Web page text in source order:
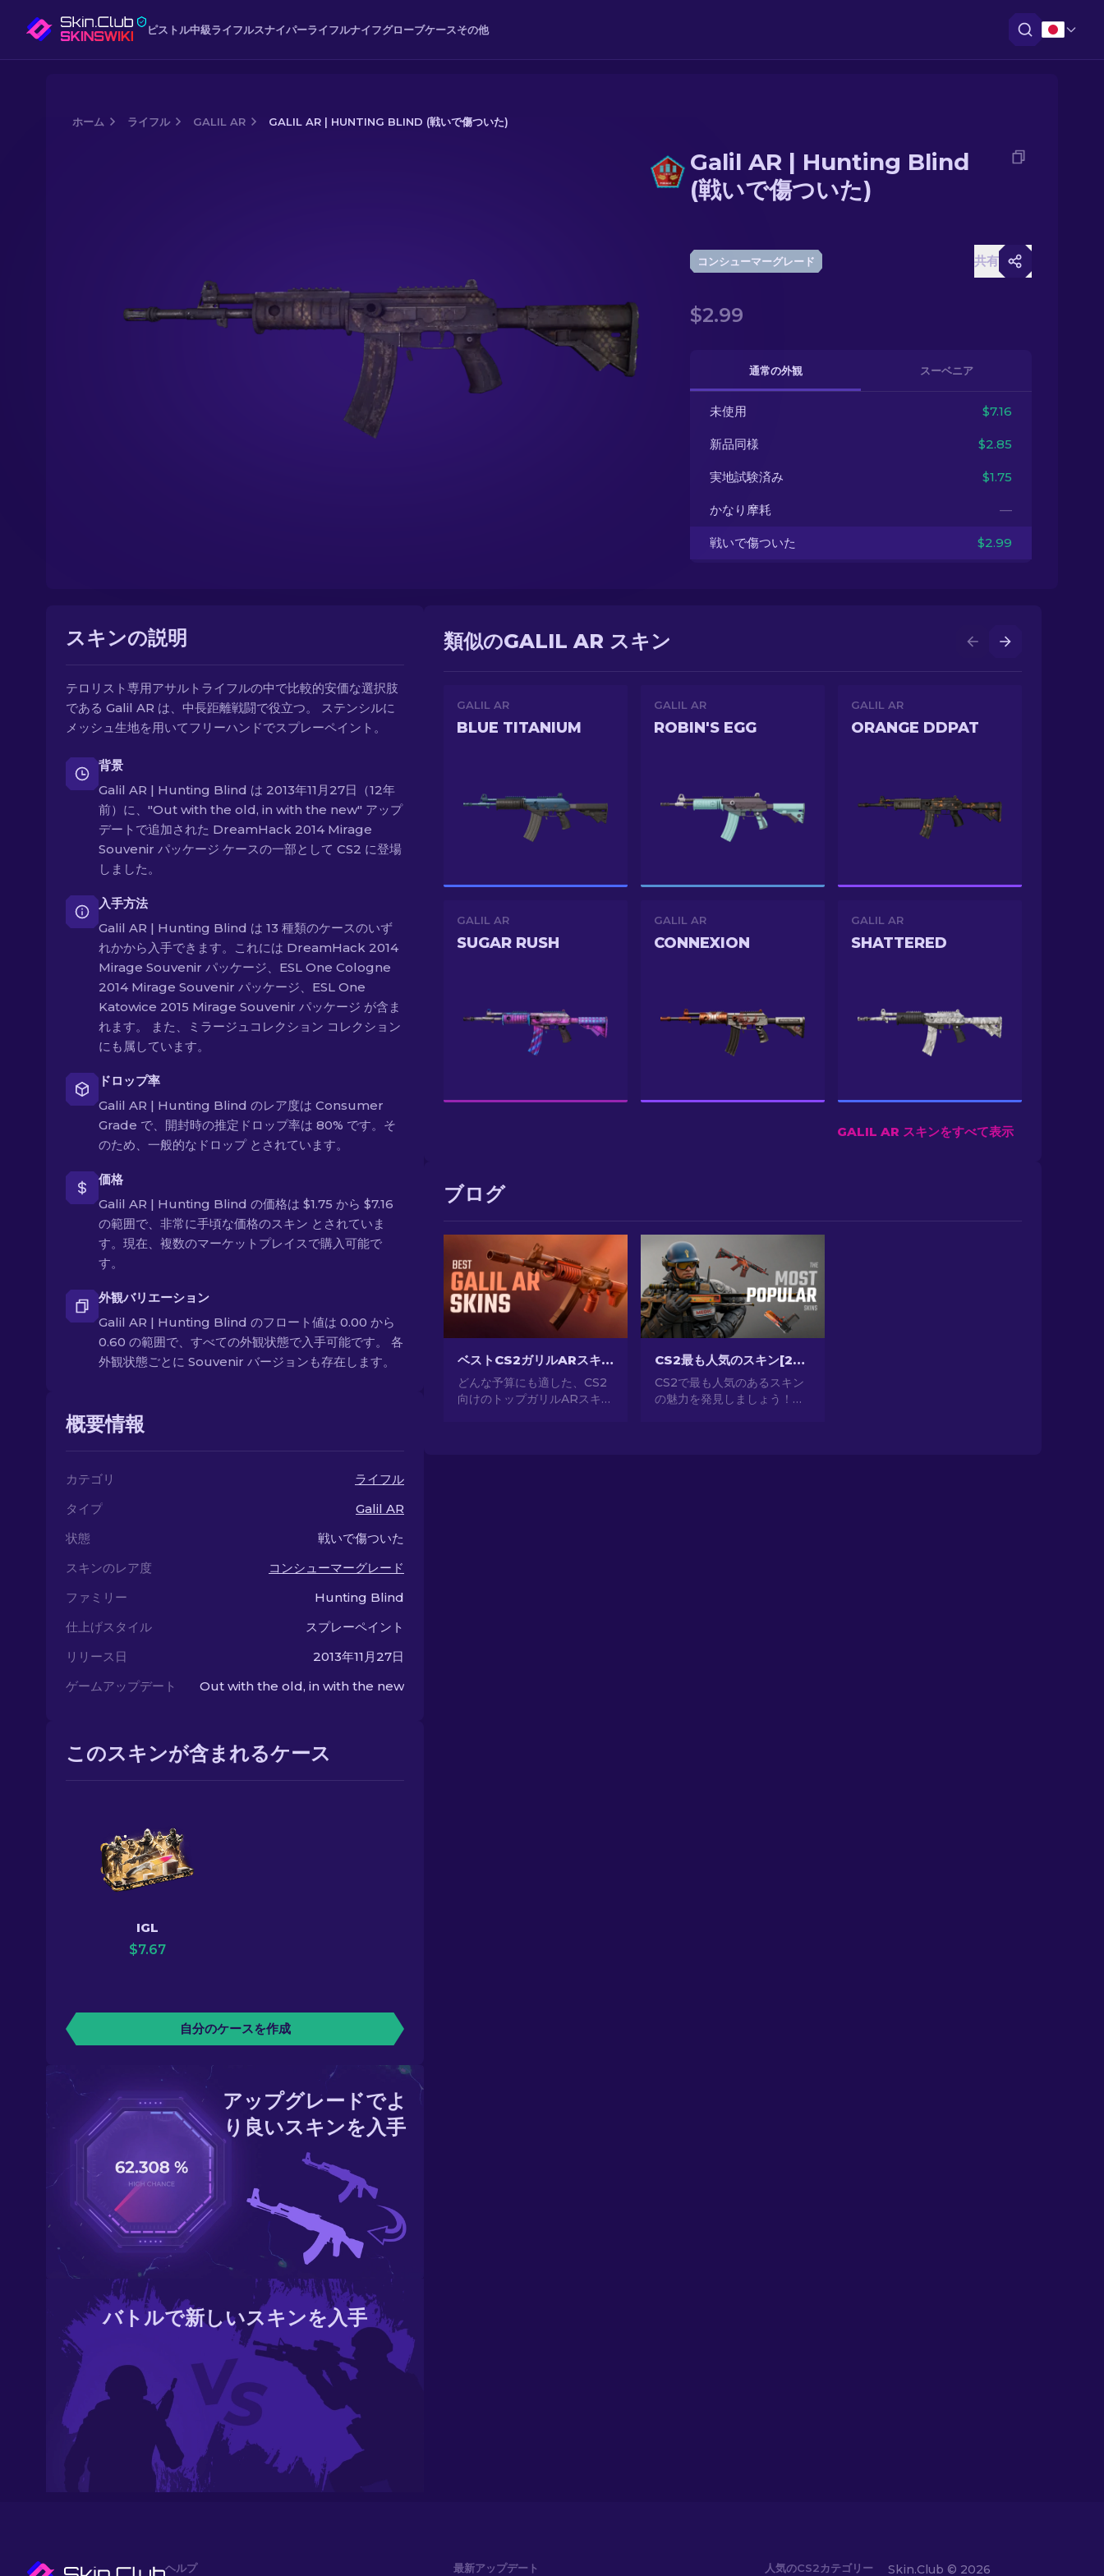
ピストル中級ライフルスナイパーライフルナイフグローブケースその他
ホーム ライフル GALIL AR GALIL AR | HUNTING BLIND (戦いで傷ついた)
Galil AR | Hunting Blind
(戦いで傷ついた)
コンシューマーグレード 共有
$2.99
通常の外観 スーベニア
未使用 $7.16
新品同様 $2.85
実地試験済み $1.75
かなり摩耗 —
戦いで傷ついた $2.99
スキンの説明
テロリスト専用アサルトライフルの中で比較的安価な選択肢
である Galil AR は、中長距離戦闘で役立つ。 ステンシルに
メッシュ生地を用いてフリーハンドでスプレーペイント。
背景
Galil AR | Hunting Blind は 2013年11月27日（12年
前）に、"Out with the old, in with the new" アップ
デートで追加された DreamHack 2014 Mirage
Souvenir パッケージ ケースの一部として CS2 に登場
しました。
入手方法
Galil AR | Hunting Blind は 13 種類のケースのいず
れかから入手できます。これには DreamHack 2014
Mirage Souvenir パッケージ、ESL One Cologne
2014 Mirage Souvenir パッケージ、ESL One
Katowice 2015 Mirage Souvenir パッケージ が含ま
れます。 また、ミラージュコレクション コレクション
にも属しています。
ドロップ率
Galil AR | Hunting Blind のレア度は Consumer
Grade で、開封時の推定ドロップ率は 80% です。そ
のため、一般的なドロップ とされています。
価格
Galil AR | Hunting Blind の価格は $1.75 から $7.16
の範囲で、非常に手頃な価格のスキン とされていま
す。現在、複数のマーケットプレイスで購入可能で
す。
外観バリエーション
Galil AR | Hunting Blind のフロート値は 0.00 から
0.60 の範囲で、すべての外観状態で入手可能です。 各
外観状態ごとに Souvenir バージョンも存在します。
概要情報
カテゴリ
ライフル
タイプ
Galil AR
状態
戦いで傷ついた
スキンのレア度
コンシューマーグレード
ファミリー
Hunting Blind
仕上げスタイル
スプレーペイント
リリース日
2013年11月27日
ゲームアップデート
Out with the old, in with the new
このスキンが含まれるケース
IGL
$7.67
自分のケースを作成
アップグレードでよ
り良いスキンを入手
バトルで新しいスキンを入手
類似のGALIL AR スキン
GALIL AR
BLUE TITANIUM
GALIL AR
ROBIN'S EGG
GALIL AR
ORANGE DDPAT
GALIL AR
SUGAR RUSH
GALIL AR
CONNEXION
GALIL AR
SHATTERED
GALIL AR スキンをすべて表示
ブログ
ベストCS2ガリルARスキン（予算毎）：完全ガイド[2026]
どんな予算にも適した、CS2
向けのトップガリルARスキン
CS2最も人気のスキン[2026]
CS2で最も人気のあるスキン
の魅力を発見しましょう！見
ヘルプ 最新アップデート 人気のCS2カテゴリー Skin.Club © 2026